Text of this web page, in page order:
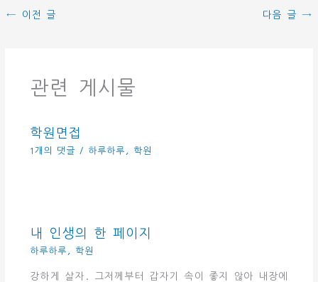
← 이전 글 다음 글 →
관련 게시물
학원면접
1개의 댓글 / 하루하루 , 학원
내 인생의 한 페이지
하루하루 , 학원
강하게 살자. 그저께부터 갑자기 속이 좋지 않아 내장에